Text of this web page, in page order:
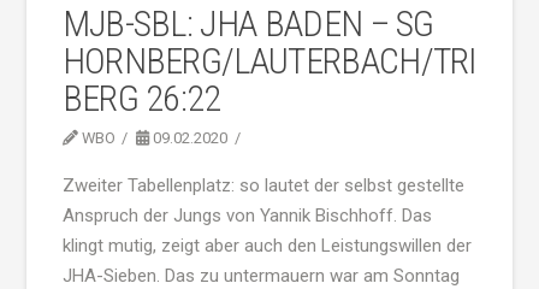
MJB-SBL: JHA BADEN – SG
HORNBERG/LAUTERBACH/TRI
BERG 26:22
WBO 09.02.2020
Zweiter Tabellenplatz: so lautet der selbst gestellte
Anspruch der Jungs von Yannik Bischhoff. Das
klingt mutig, zeigt aber auch den Leistungswillen der
JHA-Sieben. Das zu untermauern war am Sonntag